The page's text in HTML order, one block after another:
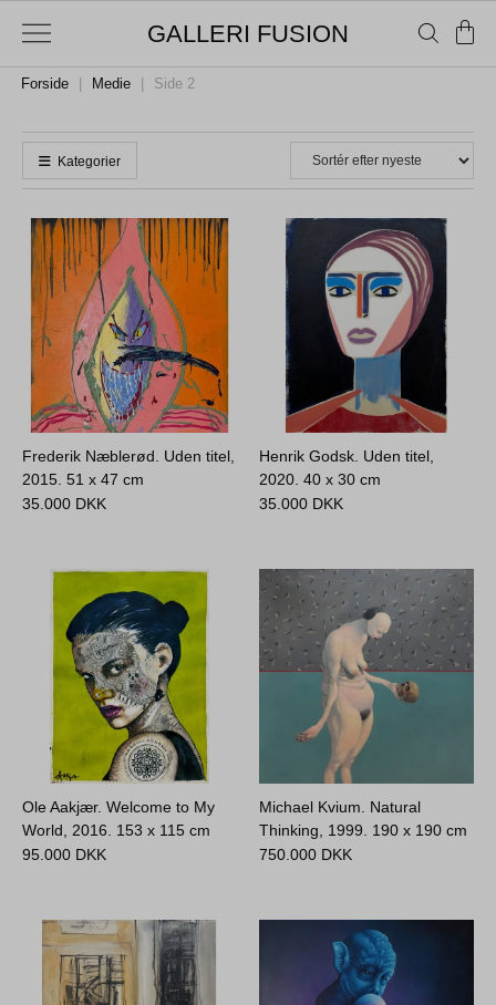
GALLERI FUSION
Forside Medie Side 2
Kategorier
Frederik Næblerød. Uden titel,
2015.51 x 47 cm
35.000 DKK
Henrik Godsk. Uden titel,
2020.40 x 30 cm
35.000 DKK
Ole Aakjær. Welcome to My
World, 2016. 153 x 115 cm
95.000 DKK
Michael Kvium. Natural
Thinking, 1999. 190 x 190 cm
750.000 DKK